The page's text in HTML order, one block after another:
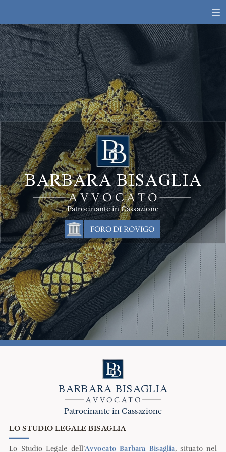
FORO DI ROVIGO
AVVOCATO
BARBARA BISAGLIA
Patrocinante in Cassazione
LO STUDIO LEGALE BISAGLIA
Lo Studio Legale dell’Avvocato Barbara Bisaglia, situato nel
AVVOCATO
BARBARA BISAGLIA
Patrocinante in Cassazione